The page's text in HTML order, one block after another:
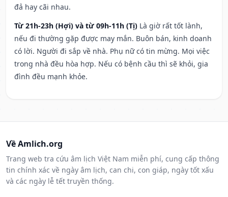
đả hay cãi nhau.
Từ 21h-23h (Hợi) và từ 09h-11h (Tị) Là giờ rất tốt lành,
nếu đi thường gặp được may mắn. Buôn bán, kinh doanh
có lời. Người đi sắp về nhà. Phụ nữ có tin mừng. Mọi việc
trong nhà đều hòa hợp. Nếu có bệnh cầu thì sẽ khỏi, gia
đình đều mạnh khỏe.
Về Amlich.org
Trang web tra cứu âm lịch Việt Nam miễn phí, cung cấp thông
tin chính xác về ngày âm lịch, can chi, con giáp, ngày tốt xấu
và các ngày lễ tết truyền thống.